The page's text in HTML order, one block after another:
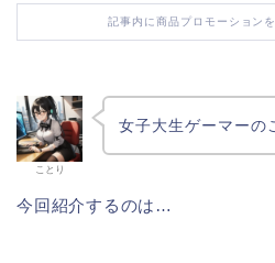
記事内に商品プロモーション
ことり
女子大生ゲーマーの
今回紹介するのは…